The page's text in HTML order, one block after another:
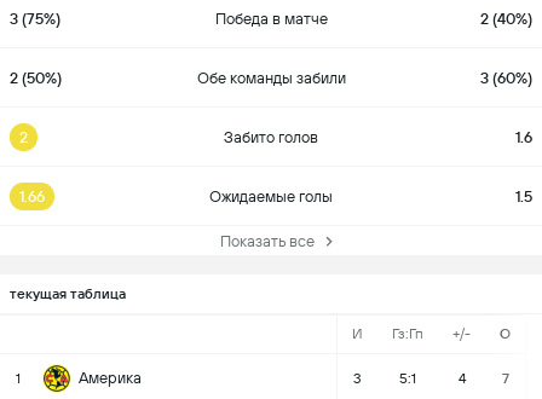
3 (75%) Победа в матче 2 (40%)
2 (50%) Обе команды забили 3 (60%)
2 Забито голов 1.6
1.66 Ожидаемые голы 1.5
Показать все
текущая таблица
И Гз:Гп +/- О
1 Америка 3 5:1 4 7